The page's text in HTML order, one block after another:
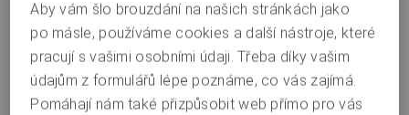
To, co děláme a jak to děláme, nám dává
smysl. Máme jasnýcíl. A navíc kolem sebe
máme lidi, kvůli kterým zkrátka stojí za to
vstávat do práce.
Aby vám šlo brouzdání na našich stránkách jako
po másle, používáme cookies a další nástroje, které
pracují s vašimi osobními údaji. Třeba díky vašim
údajům z formulářů lépe poznáme, co vás zajímá.
Pomáhají nám také přizpůsobit web přímo pro vás